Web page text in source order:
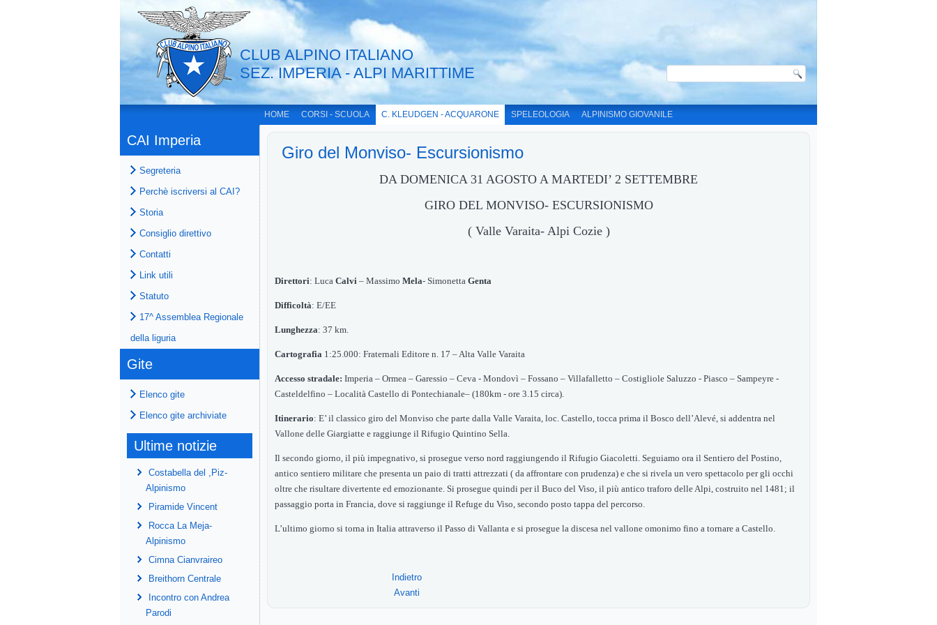
CLUB ALPINO ITALIANO
SEZ. IMPERIA - ALPI MARITTIME
HOME CORSI - SCUOLA C. KLEUDGEN - ACQUARONE SPELEOLOGIA ALPINISMO GIOVANILE
CAI Imperia
Segreteria
Perchè iscriversi al CAI?
Storia
Consiglio direttivo
Contatti
Link utili
Statuto
17^ Assemblea Regionale
della liguria
Gite
Elenco gite
Elenco gite archiviate
Ultime notizie
Costabella del ,Piz-
Alpinismo
Piramide Vincent
Rocca La Meja-
Alpinismo
Cimna Cianvraireo
Breithorn Centrale
Incontro con Andrea
Parodi
Giro del Monviso- Escursionismo
DA DOMENICA 31 AGOSTO A MARTEDI’ 2 SETTEMBRE
GIRO DEL MONVISO- ESCURSIONISMO
(Valle Varaita- AlpiCozie )
Direttori: Luca Calvi – Massimo Mela- Simonetta Genta
Difficoltà: E/EE
Lunghezza: 37 km.
Cartografia 1:25.000: Fraternali Editore n. 17 – Alta Valle Varaita
Accesso stradale: Imperia – Ormea – Garessio – Ceva - Mondovì – Fossano – Villafalletto – Costigliole Saluzzo - Piasco – Sampeyre -
Casteldelfino – Località Castello di Pontechianale– (180km - ore 3.15 circa).
Itinerario: E’ il classico giro del Monviso che parte dalla Valle Varaita, loc. Castello, tocca prima il Bosco dell’Alevé, si addentra nel
Vallone delle Giargiatte e raggiunge il Rifugio Quintino Sella.
Il secondo giorno, il più impegnativo, si prosegue verso nord raggiungendo il Rifugio Giacoletti. Seguiamo ora il Sentiero del Postino,
antico sentiero militare che presenta un paio di tratti attrezzati ( da affrontare con prudenza) e che si rivela un vero spettacolo per gli occhi
oltre che risultare divertente ed emozionante. Si prosegue quindi per il Buco del Viso, il più antico traforo delle Alpi, costruito nel 1481; il
passaggio porta in Francia, dove si raggiunge il Refuge du Viso, secondo posto tappa del percorso.
L’ultimo giorno si torna in Italia attraverso il Passo di Vallanta e si prosegue la discesa nel vallone omonimo fino a tornare a Castello.
Indietro
Avanti